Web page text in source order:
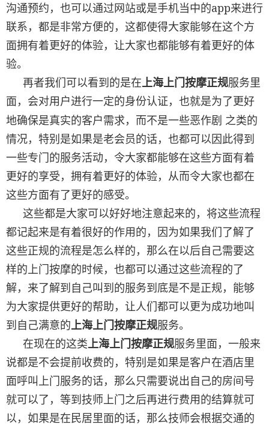
沟通预约，也可以通过网站或是手机当中的app来进行
联系，都是非常方便的，这都使得大家能够在这个方
面拥有着更好的体验，让大家也都能够有着更好的体
验。
再者我们可以看到的是在上海上门按摩正规服务里
面，会对用户进行一定的身份认证，也就是为了更好
地确保是真实的客户需求，而不是一些恶作剧 之类的
情况，特别是如果是老会员的话，也都可以因此得到
一些专门的服务活动，令大家都能够在这些方面有着
更好的享受，拥有着更好的体验，从而令大家也都在
这些方面有了更好的感受。
这些都是大家可以好好地注意起来的，将这些流程
都记起来是有着很好的作用的，因为如果我们了解了
这些正规的流程是怎么样的，那么在以后自己需要这
样的上门按摩的时候，也都可以通过这些流程的了
解，来了解到自己叫到的服务到底是不是正规，能够
为大家提供更好的帮助，让人们都可以更为成功地叫
到自己满意的上海上门按摩正规服务。
在现在的这类上海上门按摩正规服务里面，一般来
说都是不会提前收费的，特别是如果是客户在酒店里
面呼叫上门服务的话，那么只需要说出自己的房间号
就可以了，等到技师上门之后再进行费用的结算就可
以，如果是在民居里面的话，那么技师会根据交通的